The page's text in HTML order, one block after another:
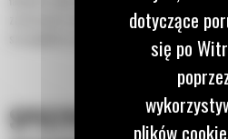
zastosowań związanych z układaniem stosów i
szczególnie w przypadku pracy na miękkim
SPECYFIKACJA
dotyczące
się po
plików